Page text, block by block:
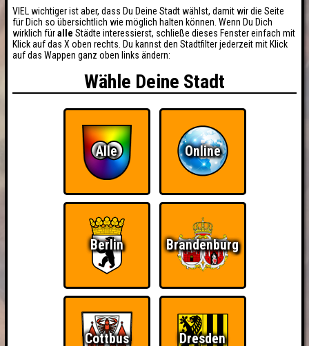
VIEL wichtiger ist aber, dass Du Deine Stadt wählst, damit wir die Seite
für Dich so übersichtlich wie möglich halten können. Wenn Du Dich
wirklich füralle Städte interessierst, schließe dieses Fenster einfach mit
Klick auf das X oben rechts. Du kannst den Stadtfilter jederzeit mit Klick
auf das Wappen ganz oben links ändern:
Wähle Deine Stadt
Alle Online
Berlin Brandenburg
Cottbus Dresden